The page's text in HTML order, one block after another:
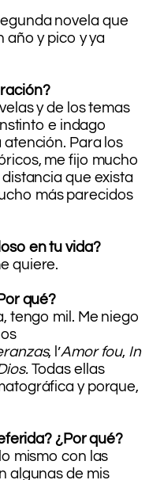
novela que
año y pico y ya
y de los temas
e indago
Para los
me fijo mucho
que exista
más parecidos
en tu vida?
quiere.
qué?
tengo mil. Me niego
, l’Amor fou, In
Todas ellas
y porque,
¿Por qué?
mismo con las
algunas de mis